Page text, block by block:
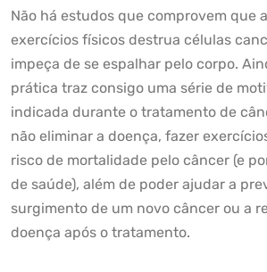
Não há estudos que comprovem que
exercícios físicos destrua células
impeça de se espalhar pelo corpo.
prática traz consigo uma série de
indicada durante o tratamento de
não eliminar a doença, fazer
risco de mortalidade pelo câncer (e
de saúde), além de poder ajudar a
surgimento de um novo câncer ou a
doença após o tratamento.